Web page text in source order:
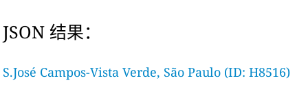
JSON 结果：
S.José Campos-Vista Verde, São Paulo (ID: H8516)